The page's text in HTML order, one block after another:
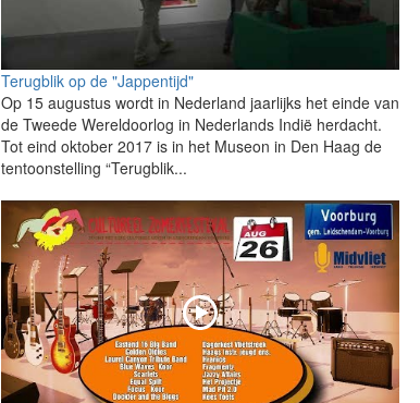
Terugblik op de "Jappentijd"
Op 15 augustus wordt in Nederland jaarlijks het einde van
de Tweede Wereldoorlog in Nederlands Indië herdacht.
Tot eind oktober 2017 is in het Museon in Den Haag de
tentoonstelling “Terugblik...